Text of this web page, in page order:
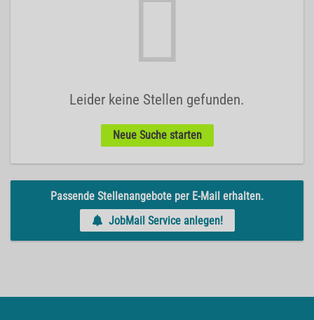
Leider keine Stellen gefunden.
Neue Suche starten
Passende Stellenangebote per E-Mail erhalten.
JobMail Service anlegen!